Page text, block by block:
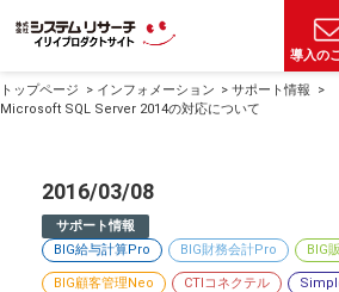
導入の
トップページ インフォメーション
サポート情報
Microsoft SQL Server 2014の対応について
2016/03/08
サポート情報
BIG給与計算Pro
BIG財務会計Pro BIG
BIG顧客管理Neo CTIコネクテル